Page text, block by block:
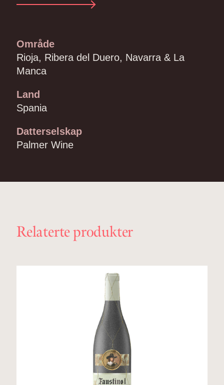
Område
Rioja, Ribera del Duero, Navarra & La
Manca
Land
Spania
Datterselskap
Palmer Wine
Relaterte produkter